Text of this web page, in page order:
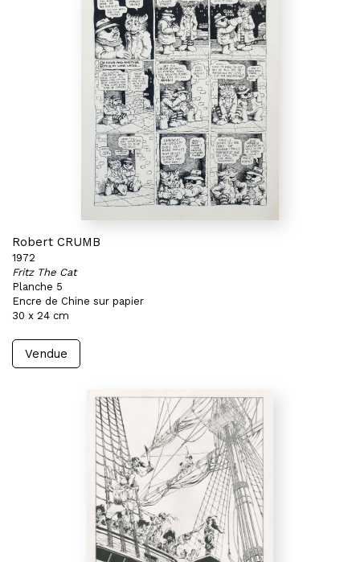
Robert CRUMB
1972
Fritz The Cat
Planche 5
Encre de Chine sur papier
30 x 24 cm
Vendue